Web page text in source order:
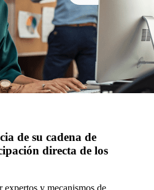
de su cadena de
directa de los